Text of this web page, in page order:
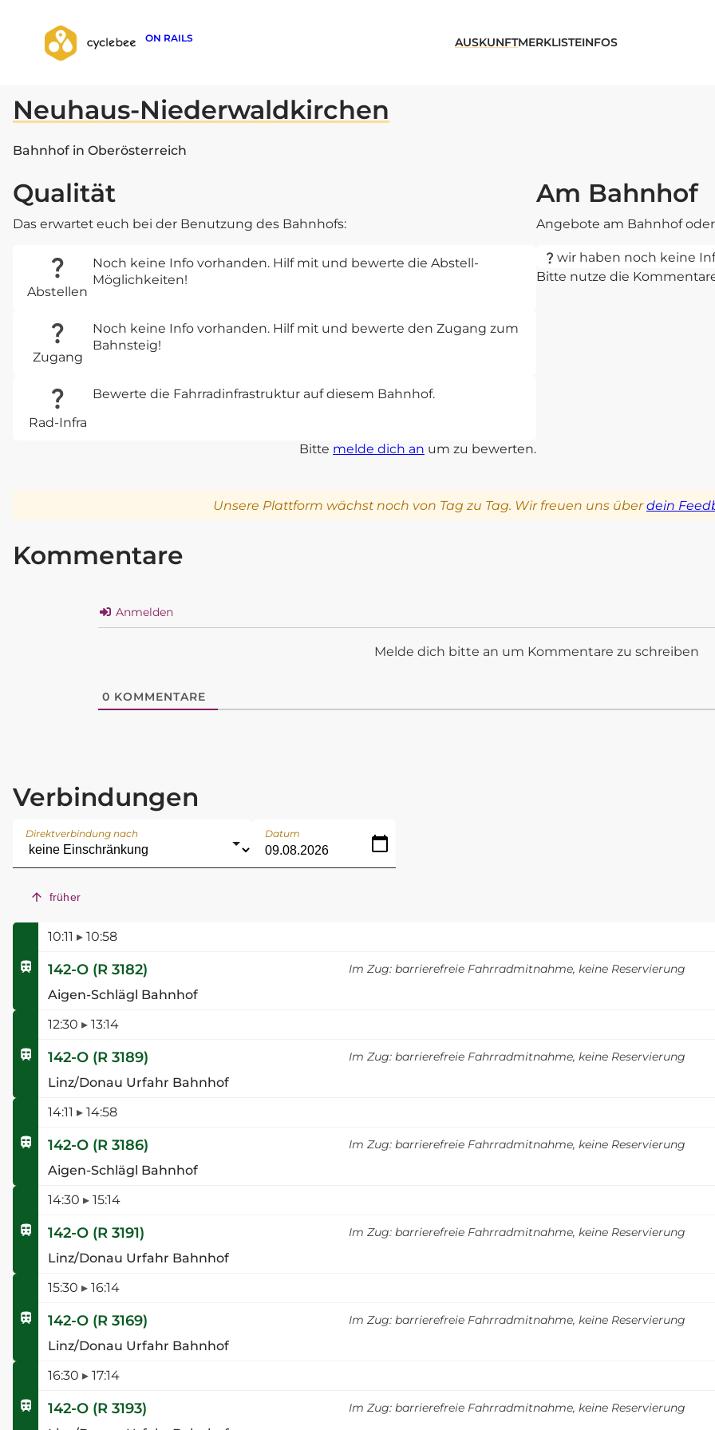
ON RAILS AUSKUNFTMERKLISTEINFOS
zurück zur Suche
Neuhaus-Niederwaldkirchen
Bahnhof in Oberösterreich
Qualität
Das erwartet euch bei der Benutzung des Bahnhofs:
Abstellen
Noch keine Info vorhanden. Hilf mit und bewerte die Abstell-
Möglichkeiten!
Zugang
Noch keine Info vorhanden. Hilf mit und bewerte den Zugang zum
Bahnsteig!
Rad-Infra
Bewerte die Fahrradinfrastruktur auf diesem Bahnhof.
Bitte melde dich an um zu bewerten.
Am Bahnhof
Angebote am Bahnhof
wir haben noch keine
Bitte nutze die
Unsere Plattform wächst noch von Tag zu Tag. Wir freuen uns überdein
Kommentare
Anmelden
Melde dich bitte an um Kommentare zu schreiben
0 KOMMENTARE
Verbindungen
Direktverbindung nach Datum
früher
10:11 ▸ 10:58
142-O (R 3182)
Aigen-Schlägl Bahnhof
Im Zug: barrierefreie Fahrradmitnahme, keine Reservierung
12:30 ▸ 13:14
142-O (R 3189)
Linz/Donau Urfahr Bahnhof
Im Zug: barrierefreie Fahrradmitnahme, keine Reservierung
14:11 ▸ 14:58
142-O (R 3186)
Aigen-Schlägl Bahnhof
Im Zug: barrierefreie Fahrradmitnahme, keine Reservierung
14:30 ▸ 15:14
142-O (R 3191)
Linz/Donau Urfahr Bahnhof
Im Zug: barrierefreie Fahrradmitnahme, keine Reservierung
15:30 ▸ 16:14
142-O (R 3169)
Linz/Donau Urfahr Bahnhof
Im Zug: barrierefreie Fahrradmitnahme, keine Reservierung
16:30 ▸ 17:14
142-O (R 3193)
Im Zug: barrierefreie Fahrradmitnahme, keine Reservierung